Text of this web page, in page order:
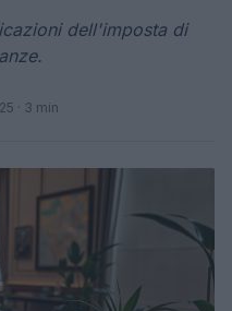
dell'imposta di
· 3 min